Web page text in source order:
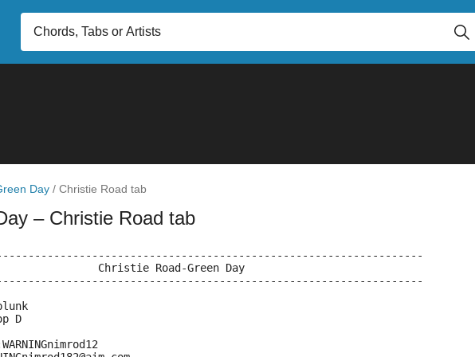
Day / Christie Road tab
– Christie Road tab
Christie Road-Green Day
D